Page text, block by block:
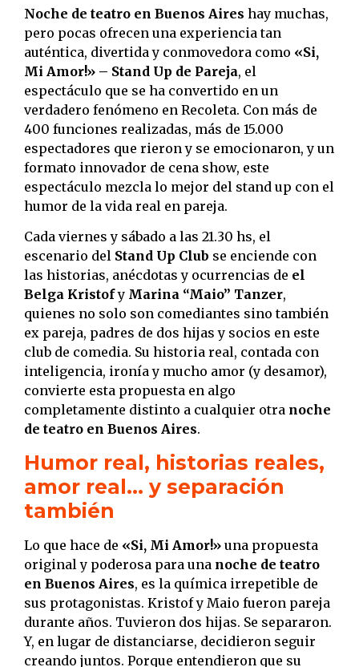
Noche de teatro en Buenos Aires hay muchas,
pero pocas ofrecen una experiencia tan
auténtica, divertida y conmovedora como «Si,
Mi Amor!» – Stand Up de Pareja, el
espectáculo que se ha convertido en un
verdadero fenómeno en Recoleta. Con más de
400 funciones realizadas, más de 15.000
espectadores que rieron y se emocionaron, y un
formato innovador de cena show, este
espectáculo mezcla lo mejor del stand up con el
humor de la vida real en pareja.
Cada viernes y sábado a las 21.30 hs, el
escenario del Stand Up Club se enciende con
las historias, anécdotas y ocurrencias de el
Belga Kristofy Marina “Maio” Tanzer,
quienes no solo son comediantes sino también
ex pareja, padres de dos hijas y socios en este
club de comedia. Su historia real, contada con
inteligencia, ironía y mucho amor (y desamor),
convierte esta propuesta en algo
completamente distinto a cualquier otra noche
de teatro en Buenos Aires.
Humor real, historias reales,
amor real… y separación
también
Lo que hace de «Si, Mi Amor!» una propuesta
original y poderosa para una noche de teatro
en Buenos Aires, es la química irrepetible de
sus protagonistas. Kristof y Maio fueron pareja
durante años. Tuvieron dos hijas. Se separaron.
Y, en lugar de distanciarse, decidieron seguir
creando juntos. Porque entendieron que su